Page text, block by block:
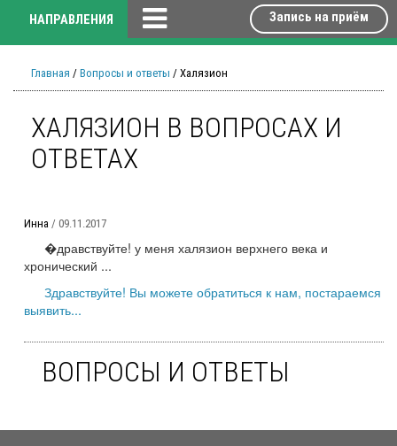
НАПРАВЛЕНИЯ Запись на приём
Главная / Вопросы и ответы / Халязион
ХАЛЯЗИОН В ВОПРОСАХ И
ОТВЕТАХ
Инна / 09.11.2017
�дравствуйте! у меня халязион верхнего века и
хронический ...
Здравствуйте! Вы можете обратиться к нам, постараемся
выявить...
ВОПРОСЫ И ОТВЕТЫ